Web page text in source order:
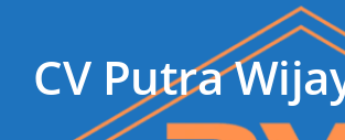
CV Putra